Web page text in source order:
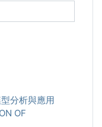
分析與應用
OF